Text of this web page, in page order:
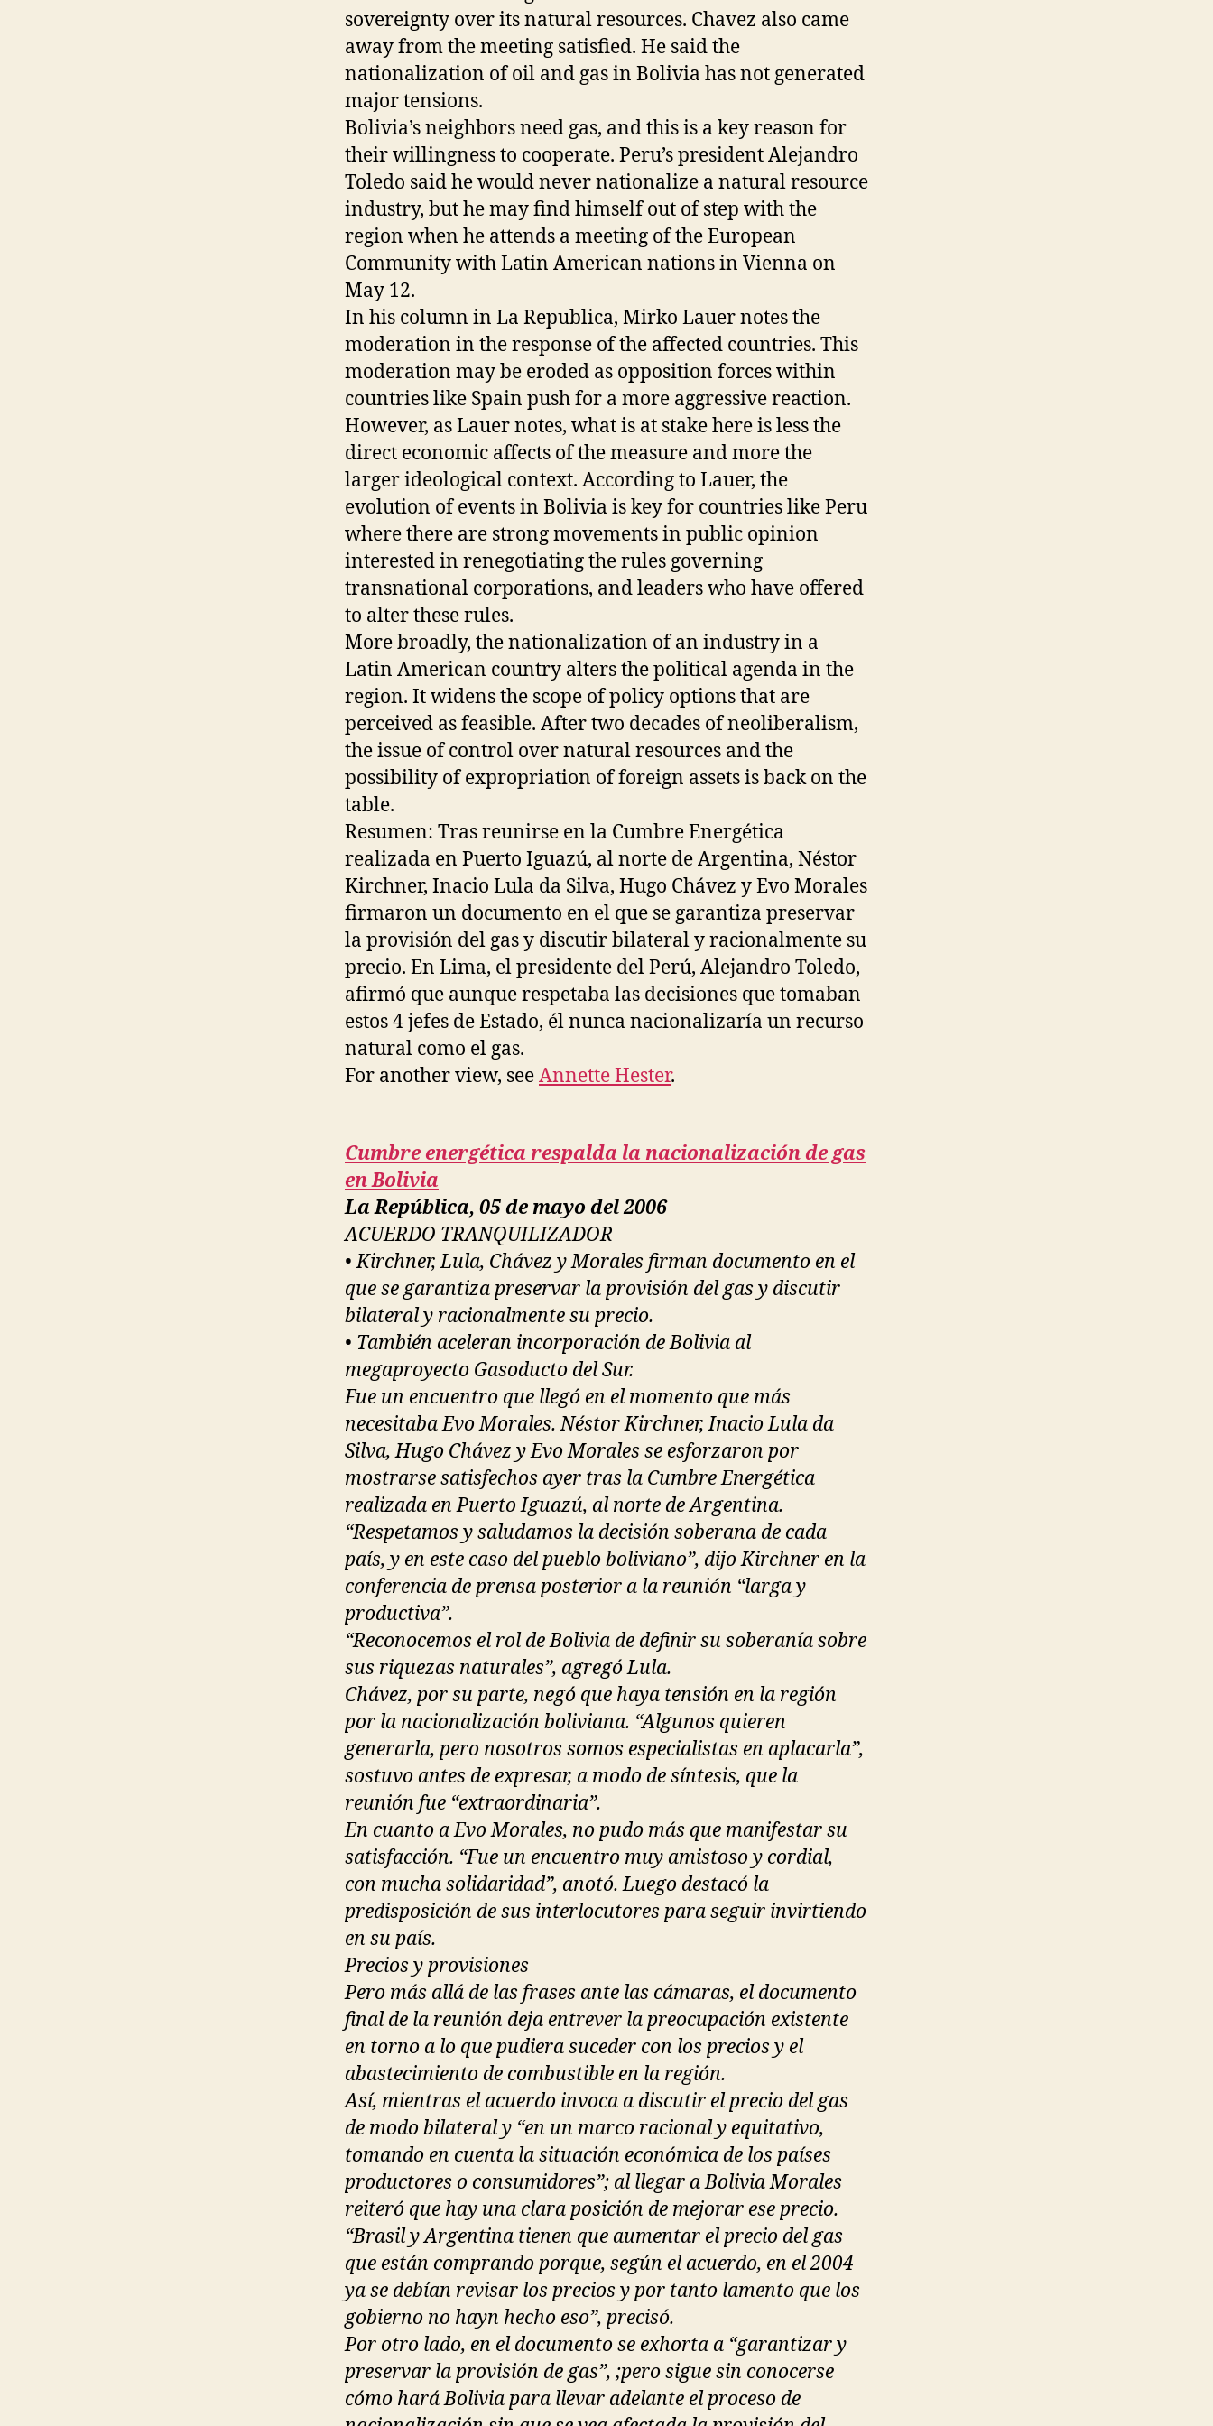
sovereignty over its natural resources. Chavez also came
away from the meeting satisfied. He said the
nationalization of oil and gas in Bolivia has not generated
major tensions.
Bolivia’s neighbors need gas, and this is a key reason for
their willingness to cooperate. Peru’s president Alejandro
Toledo said he would never nationalize a natural resource
industry, but he may find himself out of step with the
region when he attends a meeting of the European
Community with Latin American nations in Vienna on
May 12.
In his column in La Republica, Mirko Lauer notes the
moderation in the response of the affected countries. This
moderation may be eroded as opposition forces within
countries like Spain push for a more aggressive reaction.
However, as Lauer notes, what is at stake here is less the
direct economic affects of the measure and more the
larger ideological context. According to Lauer, the
evolution of events in Bolivia is key for countries like Peru
where there are strong movements in public opinion
interested in renegotiating the rules governing
transnational corporations, and leaders who have offered
to alter these rules.
More broadly, the nationalization of an industry in a
Latin American country alters the political agenda in the
region. It widens the scope of policy options that are
perceived as feasible. After two decades of neoliberalism,
the issue of control over natural resources and the
possibility of expropriation of foreign assets is back on the
table.
Resumen: Tras reunirse en la Cumbre Energética
realizada en Puerto Iguazú, al norte de Argentina, Néstor
Kirchner, Inacio Lula da Silva, Hugo Chávez y Evo Morales
firmaron un documento en el que se garantiza preservar
la provisión del gas y discutir bilateral y racionalmente su
precio. En Lima, el presidente del Perú, Alejandro Toledo,
afirmó que aunque respetaba las decisiones que tomaban
estos 4 jefes de Estado, él nunca nacionalizaría un recurso
natural como el gas.
For another view, seeAnnette Hester.
Cumbre energética respalda la nacionalización de gas
en Bolivia
La República, 05 de mayo del 2006
ACUERDO TRANQUILIZADOR
• Kirchner, Lula, Chávez y Morales firman documento en el
que se garantiza preservar la provisión del gas y discutir
bilateral y racionalmente su precio.
• También aceleran incorporación de Bolivia al
megaproyecto Gasoducto del Sur.
Fue un encuentro que llegó en el momento que más
necesitaba Evo Morales. Néstor Kirchner, Inacio Lula da
Silva, Hugo Chávez y Evo Morales se esforzaron por
mostrarse satisfechos ayer tras la Cumbre Energética
realizada en Puerto Iguazú, al norte de Argentina.
“Respetamos y saludamos la decisión soberana de cada
país, y en este caso del pueblo boliviano”, dijo Kirchner en la
conferencia de prensa posterior a la reunión “larga y
productiva”.
“Reconocemos el rol de Bolivia de definir su soberanía sobre
sus riquezas naturales”, agregó Lula.
Chávez, por su parte, negó que haya tensión en la región
por la nacionalización boliviana. “Algunos quieren
generarla, pero nosotros somos especialistas en aplacarla”,
sostuvo antes de expresar, a modo de síntesis, que la
reunión fue “extraordinaria”.
En cuanto a Evo Morales, no pudo más que manifestar su
satisfacción. “Fue un encuentro muy amistoso y cordial,
con mucha solidaridad”, anotó. Luego destacó la
predisposición de sus interlocutores para seguir invirtiendo
en su país.
Precios y provisiones
Pero más allá de las frases ante las cámaras, el documento
final de la reunión deja entrever la preocupación existente
en torno a lo que pudiera suceder con los precios y el
abastecimiento de combustible en la región.
Así, mientras el acuerdo invoca a discutir el precio del gas
de modo bilateral y “en un marco racional y equitativo,
tomando en cuenta la situación económica de los países
productores o consumidores”; al llegar a Bolivia Morales
reiteró que hay una clara posición de mejorar ese precio.
“Brasil y Argentina tienen que aumentar el precio del gas
que están comprando porque, según el acuerdo, en el 2004
ya se debían revisar los precios y por tanto lamento que los
gobierno no hayn hecho eso”, precisó.
Por otro lado, en el documento se exhorta a “garantizar y
preservar la provisión de gas”, ;pero sigue sin conocerse
cómo hará Bolivia para llevar adelante el proceso de